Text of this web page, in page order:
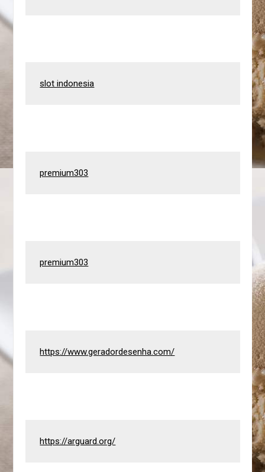
slot indonesia
premium303
premium303
https://www.geradordesenha.com/
https://arguard.org/